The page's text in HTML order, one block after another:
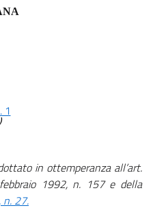
1
in ottemperanza all’art.
1992, n. 157 e della
27.